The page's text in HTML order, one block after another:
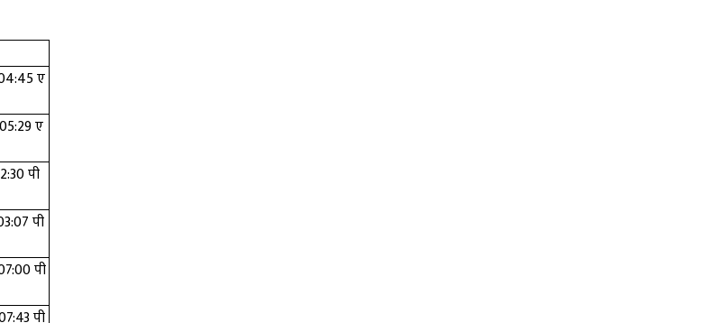
ए
ए
पी
पी
पी
पी